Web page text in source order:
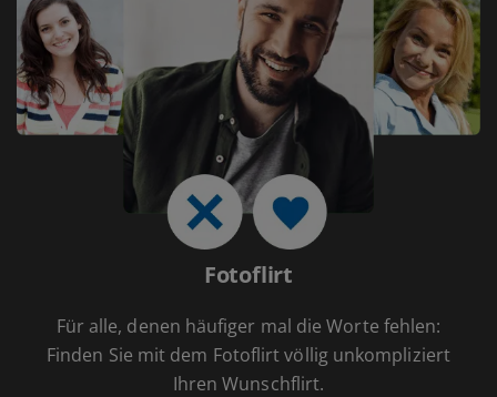
Fotoflirt
Für alle, denen häufiger mal die Worte fehlen:
Finden Sie mit dem Fotoflirt völlig unkompliziert
Ihren Wunschflirt.